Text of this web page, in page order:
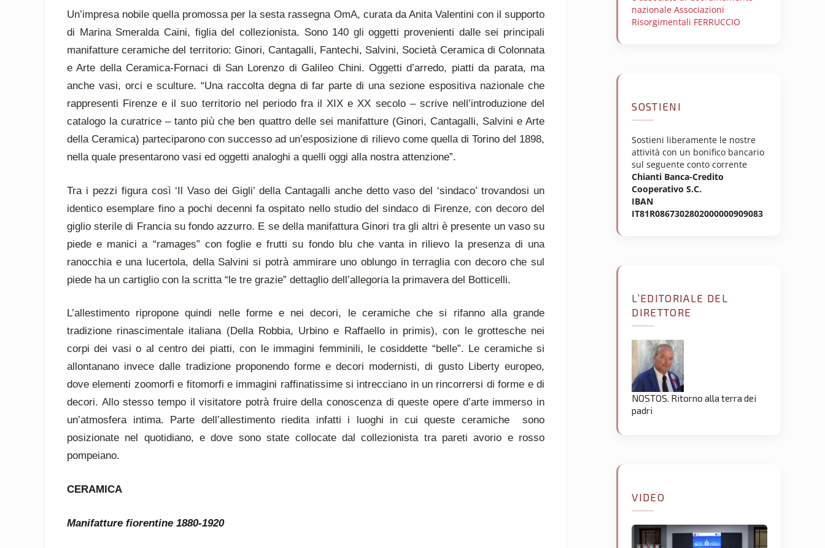
Un’impresa nobile quella promossa per la sesta rassegna OmA, curata da Anita Valentini con il supporto
di Marina Smeralda Caini, figlia del collezionista. Sono 140 gli oggetti provenienti dalle sei principali
manifatture ceramiche del territorio: Ginori, Cantagalli, Fantechi, Salvini, Società Ceramica di Colonnata
e Arte della Ceramica-Fornaci di San Lorenzo di Galileo Chini. Oggetti d’arredo, piatti da parata, ma
anche vasi, orci e sculture. “Una raccolta degna di far parte di una sezione espositiva nazionale che
rappresenti Firenze e il suo territorio nel periodo fra il XIX e XX secolo – scrive nell’introduzione del
catalogo la curatrice – tanto più che ben quattro delle sei manifatture (Ginori, Cantagalli, Salvini e Arte
della Ceramica) parteciparono con successo ad un’esposizione di rilievo come quella di Torino del 1898,
nella quale presentarono vasi ed oggetti analoghi a quelli oggi alla nostra attenzione”.
Tra i pezzi figura così ‘Il Vaso dei Gigli’ della Cantagalli anche detto vaso del ‘sindaco’ trovandosi un
identico esemplare fino a pochi decenni fa ospitato nello studio del sindaco di Firenze, con decoro del
giglio sterile di Francia su fondo azzurro. E se della manifattura Ginori tra gli altri è presente un vaso su
piede e manici a “ramages” con foglie e frutti su fondo blu che vanta in rilievo la presenza di una
ranocchia e una lucertola, della Salvini si potrà ammirare uno oblungo in terraglia con decoro che sul
piede ha un cartiglio con la scritta “le tre grazie” dettaglio dell’allegoria la primavera del Botticelli.
L’allestimento ripropone quindi nelle forme e nei decori, le ceramiche che si rifanno alla grande
tradizione rinascimentale italiana (Della Robbia, Urbino e Raffaello in primis), con le grottesche nei
corpi dei vasi o al centro dei piatti, con le immagini femminili, le cosiddette “belle”. Le ceramiche si
allontanano invece dalle tradizione proponendo forme e decori modernisti, di gusto Liberty europeo,
dove elementi zoomorfi e fitomorfi e immagini raffinatissime si intrecciano in un rincorrersi di forme e di
decori. Allo stesso tempo il visitatore potrà fruire della conoscenza di queste opere d’arte immerso in
un’atmosfera intima. Parte dell’allestimento riedita infatti i luoghi in cui queste ceramiche sono
posizionate nel quotidiano, e dove sono state collocate dal collezionista tra pareti avorio e rosso
pompeiano.
CERAMICA
Manifatture fiorentine 1880-1920
nazionale Associazioni
Risorgimentali FERRUCCIO
SOSTIENI
Sostieni liberamente le nostre
attività con un bonifico bancario
sul seguente conto corrente
Chianti Banca-Credito
Cooperativo S.C.
IBAN
IT81R0867302802000000909083
L’EDITORIALE DEL
DIRETTORE
NOSTOS. Ritorno alla terra dei
padri
VIDEO